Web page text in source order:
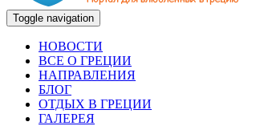
Toggle navigation
НОВОСТИ
ВСЕ О ГРЕЦИИ
НАПРАВЛЕНИЯ
БЛОГ
ОТДЫХ В ГРЕЦИИ
ГАЛЕРЕЯ